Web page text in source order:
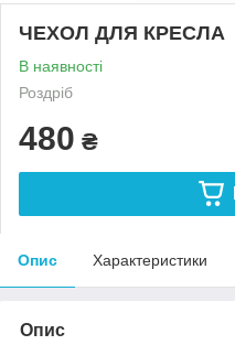
ЧЕХОЛ ДЛЯ КРЕСЛА
В наявності
Роздріб
480 ₴
Опис Характеристики
Опис